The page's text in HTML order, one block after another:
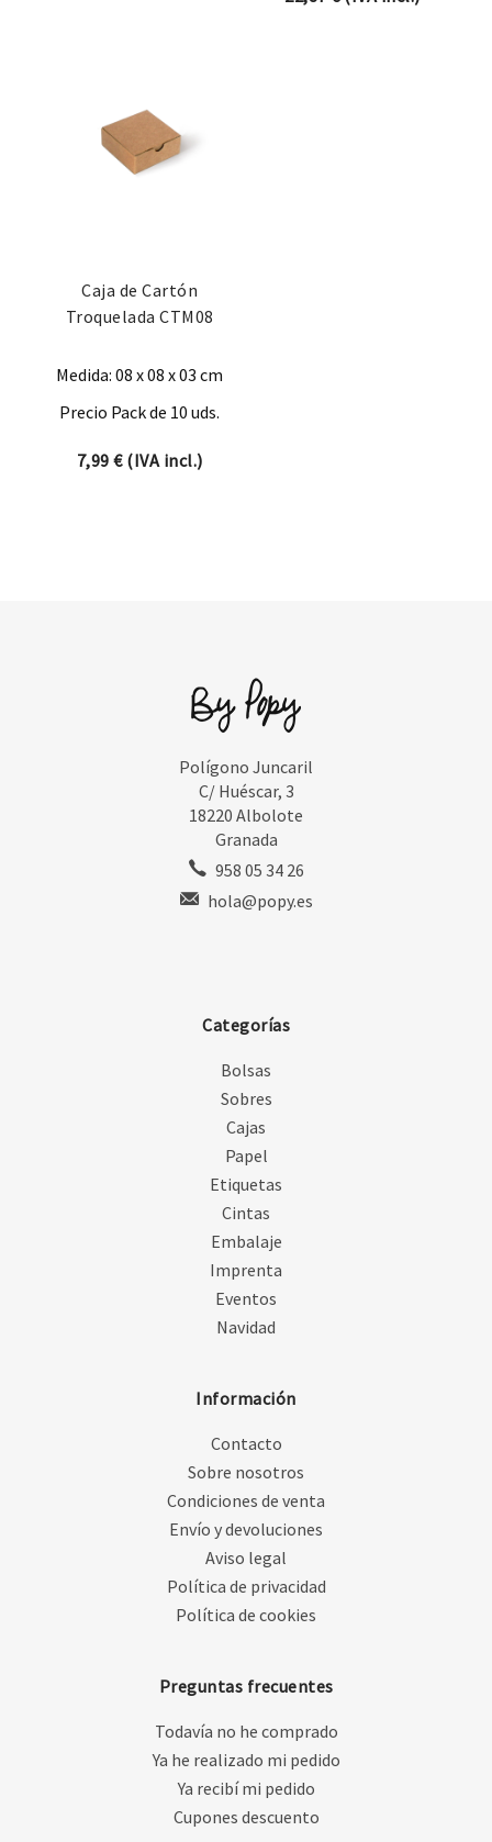
Caja de Cartón
Troquelada CTM08
Medida: 08 x 08 x 03 cm
Precio Pack de 10 uds.
7,99 €(IVA incl.)
Polígono Juncaril
C/ Huéscar, 3
18220 Albolote
Granada
958 05 34 26
hola@popy.es
Categorías
Bolsas
Sobres
Cajas
Papel
Etiquetas
Cintas
Embalaje
Imprenta
Eventos
Navidad
Información
Contacto
Sobre nosotros
Condiciones de venta
Envío y devoluciones
Aviso legal
Política de privacidad
Política de cookies
Preguntas frecuentes
Todavía no he comprado
Ya he realizado mi pedido
Ya recibí mi pedido
Cupones descuento